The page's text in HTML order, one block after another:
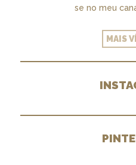
se no meu
MAIS